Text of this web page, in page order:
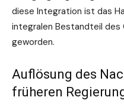
diese Integration ist das
integralen Bestandteil
geworden.
Auflösung des
früheren